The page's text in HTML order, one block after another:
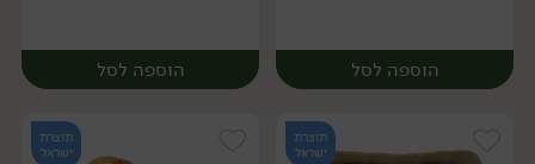
הוספה לסל הוספה לסל
תוצרת
ישראל
תוצרת
ישראל